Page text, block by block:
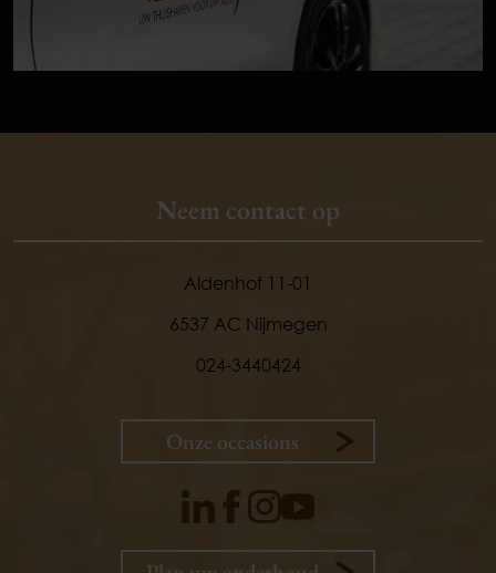
Neem contact op
Aldenhof 11-01
6537 AC Nijmegen
024-3440424
Onze occasions
9,1